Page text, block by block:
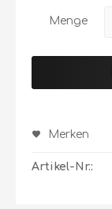
Menge
Merken
Artikel-Nr.: